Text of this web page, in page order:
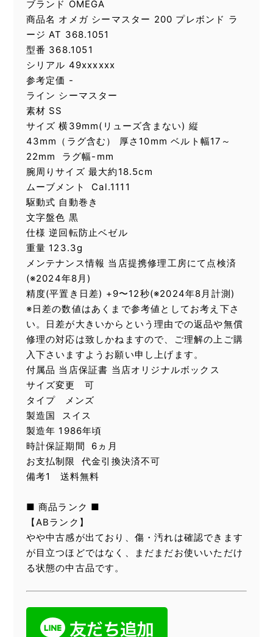
ブランド OMEGA
商品名 オメガ シーマスター 200 プレボンド ラ
ージ AT 368.1051
型番 368.1051
シリアル 49xxxxxx
参考定価 -
ライン シーマスター
素材 SS
サイズ 横39mm(リューズ含まない) 縦
43mm（ラグ含む） 厚さ10mm ベルト幅17～
22mm ラグ幅-mm
腕周りサイズ 最大約18.5cm
ムーブメント Cal.1111
駆動式 自動巻き
文字盤色 黒
仕様 逆回転防止ベゼル
重量 123.3g
メンテナンス情報 当店提携修理工房にて点検済
(※2024年8月)
精度(平置き日差) +9〜12秒(※2024年8月計測)
※日差の数値はあくまで参考値としてお考え下さ
い。日差が大きいからという理由での返品や無償
修理の対応は致しかねますので、ご理解の上ご購
入下さいますようお願い申し上げます。
付属品 当店保証書 当店オリジナルボックス
サイズ変更 可
タイプ メンズ
製造国 スイス
製造年 1986年頃
時計保証期間 6ヵ月
お支払制限 代金引換決済不可
備考1 送料無料
■ 商品ランク ■
【ABランク】
やや中古感が出ており、傷・汚れは確認できます
が目立つほどではなく、まだまだお使いいただけ
る状態の中古品です。